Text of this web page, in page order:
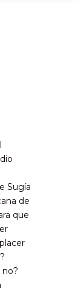
Sugía
de
que
no?